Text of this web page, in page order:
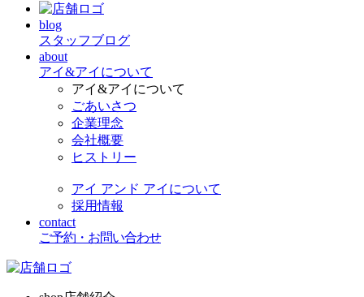
blog
スタッフブログ
about
アイ&アイについて
アイ&アイについて
ごあいさつ
企業理念
会社概要
ヒストリー
アイ アンド アイについて
採用情報
contact
ご予約・お問い合わせ